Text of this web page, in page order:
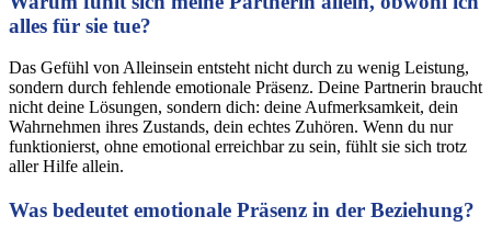
alles für sie tue?
Das Gefühl von Alleinsein entsteht nicht durch zu wenig Leistung,
sondern durch fehlende emotionale Präsenz. Deine Partnerin braucht
nicht deine Lösungen, sondern dich: deine Aufmerksamkeit, dein
Wahrnehmen ihres Zustands, dein echtes Zuhören. Wenn du nur
funktionierst, ohne emotional erreichbar zu sein, fühlt sie sich trotz
aller Hilfe allein.
Was bedeutet emotionale Präsenz in der Beziehung?